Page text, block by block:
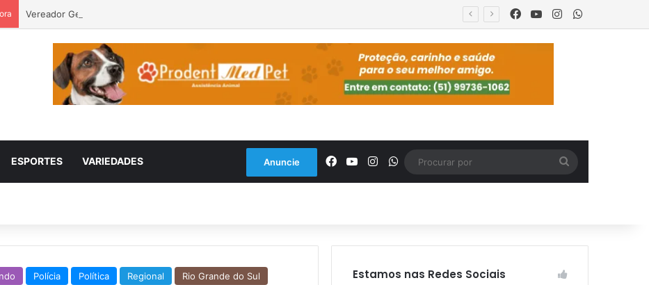
Vereador Gerson Vargas solicita poda de tipuanas para garantir segurança Facebook
YouTubeInstagram
ESPORTES VARIEDADES Anuncie Facebook
YouTubeInstagramWhatsApp
por
Polícia Política Regional
Rio Grande do Sul
Estamos nas Redes Sociais